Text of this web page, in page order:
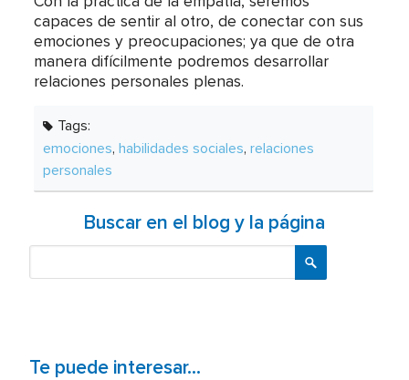
capaces de sentir al otro, de conectar con sus
emociones y preocupaciones; ya que de otra
manera difícilmente podremos desarrollar
relaciones personales plenas.
Tags:
emociones,habilidades sociales,relaciones
personales
Buscar en el blog y la página
Te puede interesar...